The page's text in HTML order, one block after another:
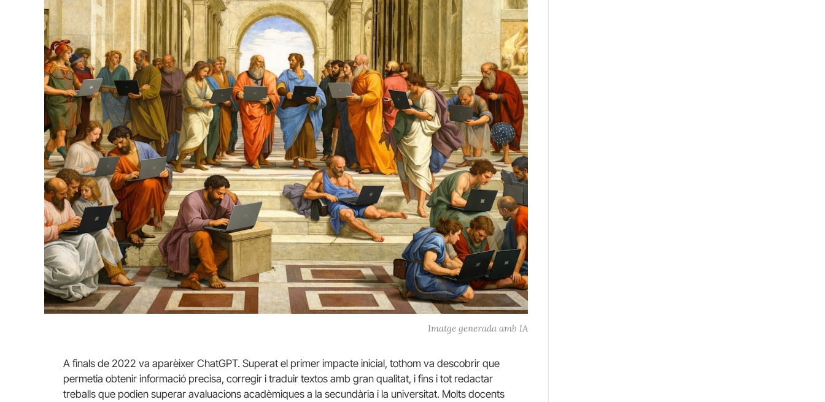
Imatge generada amb IA
A finals de 2022 va aparèixer ChatGPT. Superat el primer impacte inicial, tothom va descobrir que
permetia obtenir informació precisa, corregir i traduir textos amb gran qualitat, i fins i tot redactar
treballs que podien superar avaluacions acadèmiques a la secundària i la universitat. Molts docents